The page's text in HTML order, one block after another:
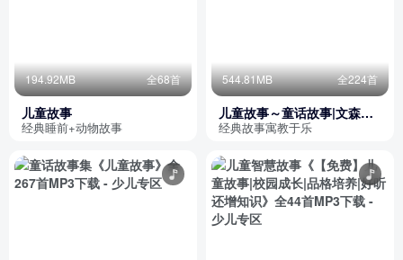
194.92MB 全68首
儿童故事
经典睡前+动物故事
544.81MB 全224首
儿童故事～童话故事|文森叔
叔
经典故事寓教于乐